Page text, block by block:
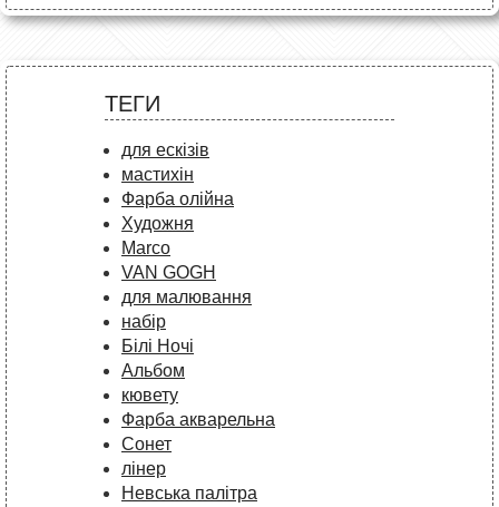
ТЕГИ
для ескізів
мастихін
Фарба олійна
Художня
Marco
VAN GOGH
для малювання
набір
Білі Ночі
Альбом
кювету
Фарба акварельна
Сонет
лінер
Невська палітра